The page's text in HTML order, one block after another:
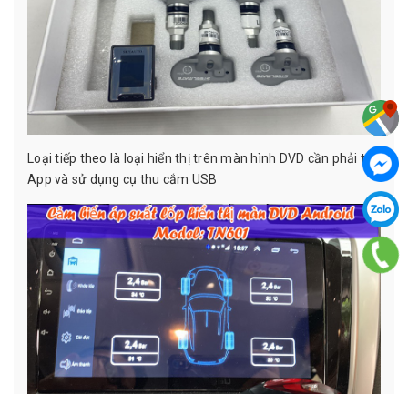
Loại tiếp theo là loại hiển thị trên màn hình DVD cần phải tải
App và sử dụng cụ thu cắm USB